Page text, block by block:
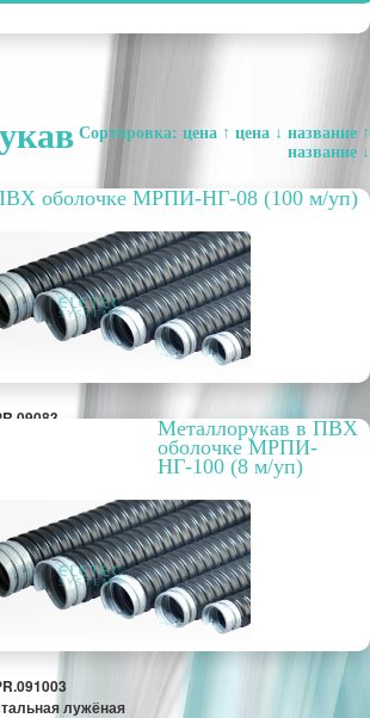
Сортировка: цена ↑ цена ↓ название ↑
название ↓
оболочке МРПИ-НГ-08 (100 м/уп)
руб.
Металлорукав в ПВХ
оболочке МРПИ-
НГ-100 (8 м/уп)
лужёная